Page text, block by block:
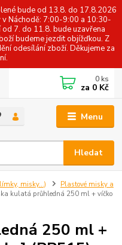
bude od 13.8. do 17.8.2026
Náchodě: 7:00-9:00 a 10:30-
7. do 11.8. bude uzavřena
budeme jezdit objížďkou. Z
odesílání zboží. Děkujeme za
Menu
Hledat
0 ks
za 0 Kč
misky...)
Plastové misky a
kulatá průhledná 250 ml + víčko
250 ml +